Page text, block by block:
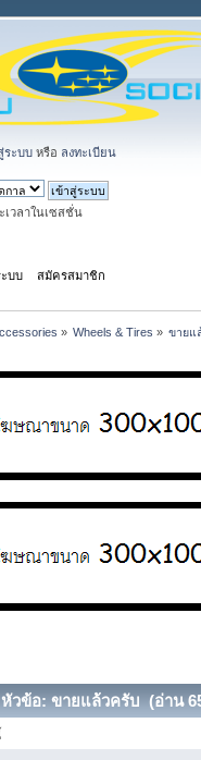
ระบบ หรือ ลงทะเบียน
เวลาในเซสชั่น
ะบบ สมัครสมาชิก
» Wheels & Tires » ขายแ
หัวข้อ: ขายแล้วครับ (อ่าน